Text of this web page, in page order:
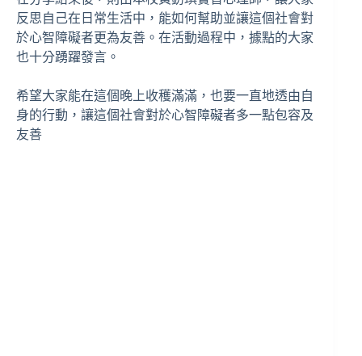
反思自己在日常生活中，能如何幫助並讓這個社會對
於心智障礙者更為友善。在活動過程中，據點的大家
也十分踴躍發言。
希望大家能在這個晚上收穫滿滿，也要一直地透由自
身的行動，讓這個社會對於心智障礙者多一點包容及
友善